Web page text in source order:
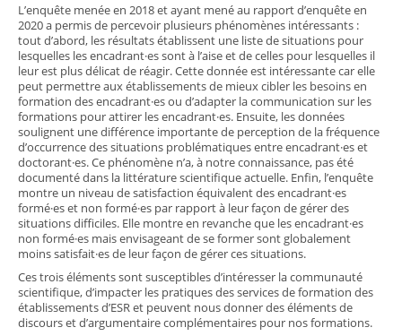
L’enquête menée en 2018 et ayant mené au rapport d’enquête en
2020 a permis de percevoir plusieurs phénomènes intéressants :
tout d’abord, les résultats établissent une liste de situations pour
lesquelles les encadrant·es sont à l’aise et de celles pour lesquelles il
leur est plus délicat de réagir. Cette donnée est intéressante car elle
peut permettre aux établissements de mieux cibler les besoins en
formation des encadrant·es ou d’adapter la communication sur les
formations pour attirer les encadrant·es. Ensuite, les données
soulignent une différence importante de perception de la fréquence
d’occurrence des situations problématiques entre encadrant·es et
doctorant·es. Ce phénomène n’a, à notre connaissance, pas été
documenté dans la littérature scientifique actuelle. Enfin, l’enquête
montre un niveau de satisfaction équivalent des encadrant·es
formé·es et non formé·es par rapport à leur façon de gérer des
situations difficiles. Elle montre en revanche que les encadrant·es
non formé·es mais envisageant de se former sont globalement
moins satisfait·es de leur façon de gérer ces situations.
Ces trois éléments sont susceptibles d’intéresser la communauté
scientifique, d’impacter les pratiques des services de formation des
établissements d’ESR et peuvent nous donner des éléments de
discours et d’argumentaire complémentaires pour nos formations.